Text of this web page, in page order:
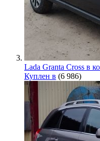
Lada Granta Cross в
Куплен в (6 986)